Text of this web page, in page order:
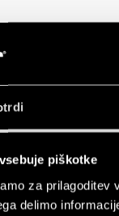
piškotke
za prilagoditev
delimo
Solutions for
automation
Solutions for
automation